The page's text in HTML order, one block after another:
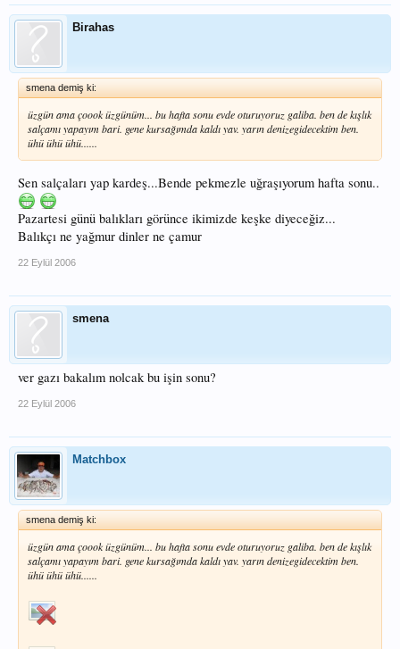
Birahas
smena demiş ki:
üzgün ama çoook üzgünüm... bu hafta sonu evde oturuyoruz galiba. ben de kışlık
salçamı yapayım bari. gene kursağımda kaldı yav. yarın denizegidecektim ben.
ühü ühü ühü......
Sen salçaları yap kardeş...Bende pekmezle uğraşıyorum hafta sonu..
Pazartesi günü balıkları görünce ikimizde keşke diyeceğiz...
Balıkçı ne yağmur dinler ne çamur
22 Eylül 2006
smena
ver gazı bakalım nolcak bu işin sonu?
22 Eylül 2006
Matchbox
smena demiş ki:
üzgün ama çoook üzgünüm... bu hafta sonu evde oturuyoruz galiba. ben de kışlık
salçamı yapayım bari. gene kursağımda kaldı yav. yarın denizegidecektim ben.
ühü ühü ühü......